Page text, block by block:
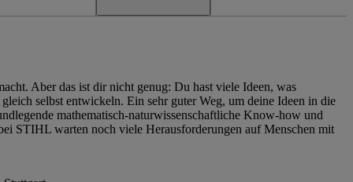
Aber das ist dir nicht genug: Du hast viele Ideen, was
selbst entwickeln. Ein sehr guter Weg, um deine Ideen in die
mathematisch-naturwissenschaftliche Know-how und
STIHL warten noch viele Herausforderungen auf Menschen mit